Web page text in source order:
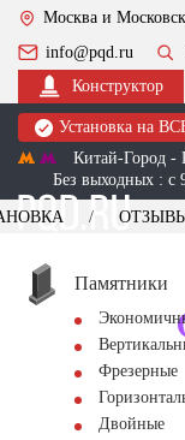
Москва и
info@pqd.ru
Конструктор
Установка на
Китай-Город
Без выходных : с
+7 (495)
Обратный звонок
Памятники
Фрезерные
Двойные